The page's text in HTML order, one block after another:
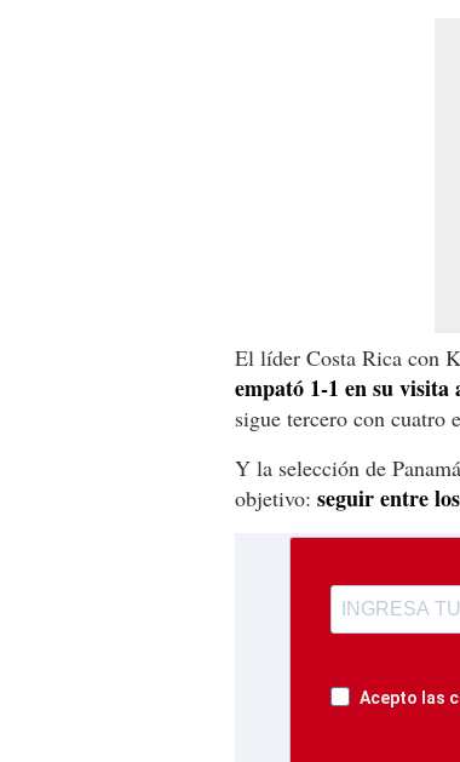
El líder Costa Rica con
empató 1-1 en su
sigue tercero con cuatro
Y la selección de
objetivo: seguir entre
Acepto las